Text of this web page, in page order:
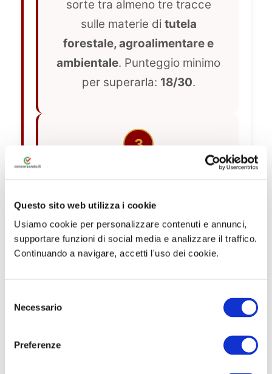
Questo sito web utilizza i cookie
Usiamo cookie per personalizzare contenuti e annunci,
supportare funzioni di social media e analizzare il traffico.
Continuando a navigare, accetti l'uso dei cookie.
Necessario
Preferenze
sorte tra almeno tre tracce
sulle materie di tutela
forestale, agroalimentare e
ambientale. Punteggio minimo
per superarla: 18/30.
3
Prove di Efficienza Fisica
sostenere3 esercizi ginnici
richiesto certificato di idoneità
ad attività sportiva agonistica):